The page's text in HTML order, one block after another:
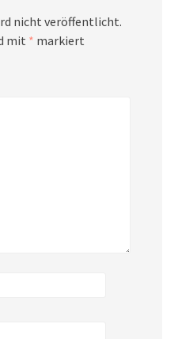
nicht veröffentlicht.
mit * markiert